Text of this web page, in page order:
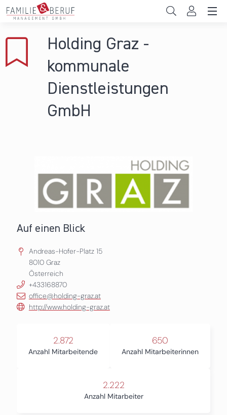
Direkt zum Inhalt
Gemeinden
Hochschulen
Persönliche Vereinbarkeit
Holding Graz -
kommunale
Dienstleistungen
GmbH
Auf einen Blick
Andreas-Hofer-Platz 15
8010 Graz
Österreich
+433168870
office@holding-graz.at
http://www.holding-graz.at
2.872
Anzahl Mitarbeitende
650
Anzahl Mitarbeiterinnen
2.222
Anzahl Mitarbeiter